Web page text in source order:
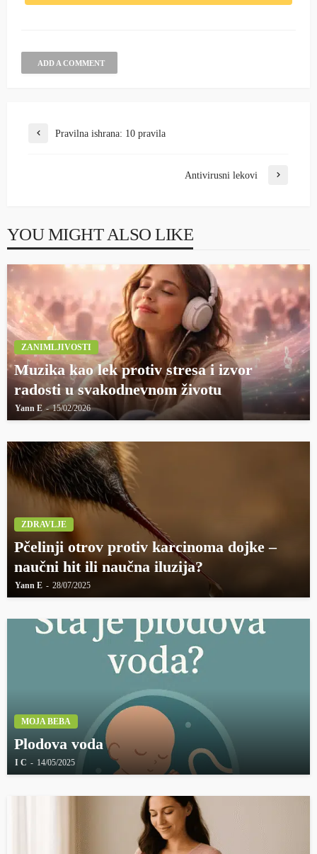
ADD A COMMENT
Pravilna ishrana: 10 pravila
Antivirusni lekovi
YOU MIGHT ALSO LIKE
ZANIMLJIVOSTI
Muzika kao lek protiv stresa i izvor
radosti u svakodnevnom životu
Yann E 15/02/2026
ZDRAVLJE
Pčelinji otrov protiv karcinoma dojke –
naučni hit ili naučna iluzija?
Yann E 28/07/2025
MOJA BEBA
Plodova voda
I C 14/05/2025